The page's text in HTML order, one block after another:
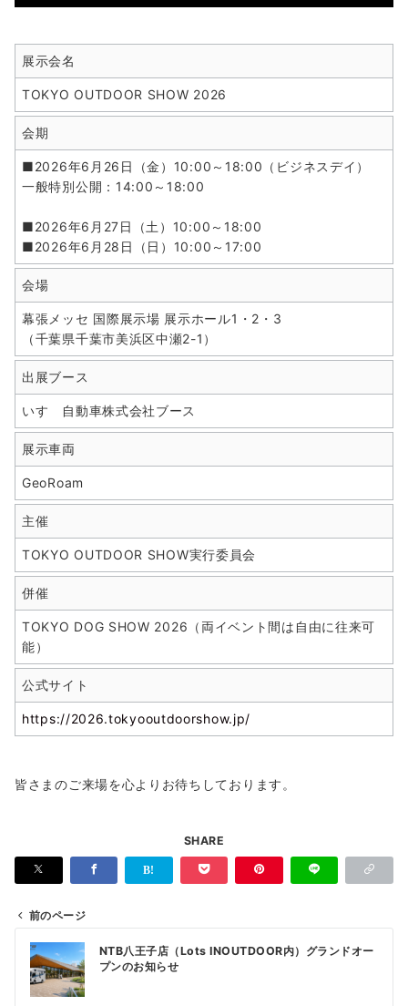
展示会名
TOKYO OUTDOOR SHOW 2026
会期
■2026年6月26日（金）10:00～18:00（ビジネスデイ）
一般特別公開：14:00～18:00
■2026年6月27日（土）10:00～18:00
■2026年6月28日（日）10:00～17:00
会場
幕張メッセ 国際展示場 展示ホール1・2・3
（千葉県千葉市美浜区中瀬2-1）
出展ブース
いすゞ自動車株式会社ブース
展示車両
GeoRoam
主催
TOKYO OUTDOOR SHOW実行委員会
併催
TOKYO DOG SHOW 2026（両イベント間は自由に往来可
能）
公式サイト
https://2026.tokyooutdoorshow.jp/
皆さまのご来場を心よりお待ちしております。
SHARE
投
稿
ナ
前のページ
NTB八王子店（Lots INOUTDOOR内）グランドオー
プンのお知らせ